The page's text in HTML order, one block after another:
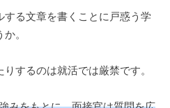
する文章を書くことに戸惑う学
。
するのは就活では厳禁です。